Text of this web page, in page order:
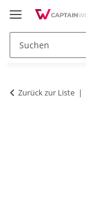
Zurück zur Liste